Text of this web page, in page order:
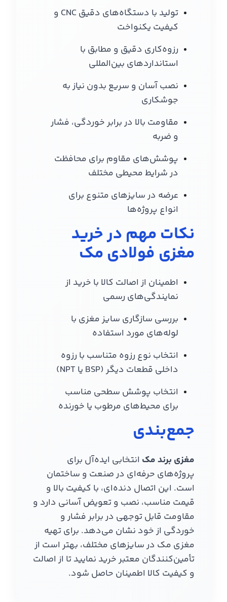
تولید با دستگاه‌های دقیق CNC و
کیفیت یکنواخت
رزوه‌کاری دقیق و مطابق با
استانداردهای بین‌المللی
نصب آسان و سریع بدون نیاز به
جوشکاری
مقاومت بالا در برابر خوردگی، فشار
و ضربه
پوشش‌های مقاوم برای محافظت
در شرایط محیطی مختلف
عرضه در سایزهای متنوع برای
انواع پروژه‌ها
نکات مهم در خرید
مغزی فولادی مک
اطمینان از اصالت کالا با خرید از
نمایندگی‌های رسمی
بررسی سازگاری سایز مغزی با
لوله‌های مورد استفاده
انتخاب نوع رزوه متناسب با رزوه
داخلی قطعات دیگر (BSP یا NPT)
انتخاب پوشش سطحی مناسب
برای محیط‌های مرطوب یا خورنده
جمع‌بندی
مغزی برند مک انتخابی ایده‌آل برای
پروژه‌های حرفه‌ای در صنعت و ساختمان
است. این اتصال دنده‌ای، با کیفیت بالا و
قیمت مناسب، نصب و تعویض آسانی دارد و
مقاومت قابل توجهی در برابر فشار و
خوردگی از خود نشان می‌دهد. برای تهیه
مغزی مک در سایزهای مختلف، بهتر است از
تأمین‌کنندگان معتبر خرید نمایید تا از اصالت
و کیفیت کالا اطمینان حاصل شود.